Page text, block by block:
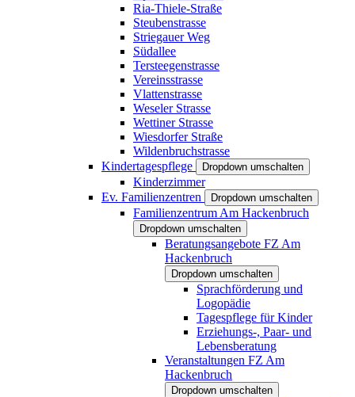
Ria-Thiele-Straße
Steubenstrasse
Striegauer Weg
Südallee
Tersteegenstrasse
Vereinsstrasse
Vlattenstrasse
Weseler Strasse
Wettiner Strasse
Wiesdorfer Straße
Wildenbruchstrasse
Kindertagespflege
Dropdown umschalten
Kinderzimmer
Ev. Familienzentren
Dropdown umschalten
Familienzentrum Am Hackenbruch
Dropdown umschalten
Beratungsangebote FZ Am
Hackenbruch
Dropdown umschalten
Sprachförderung und
Logopädie
Tagespflege für Kinder
Erziehungs-, Paar- und
Lebensberatung
Veranstaltungen FZ Am
Hackenbruch
Dropdown umschalten